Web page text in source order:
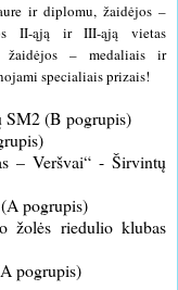
ir diplomu, žaidėjos –
II-ąją ir III-ąją vietas
žaidėjos – medaliais ir
specialiais prizais!
SM2 (B pogrupis)
– Veršvai“ - Širvintų
pogrupis)
žolės riedulio klubas
pogrupis)